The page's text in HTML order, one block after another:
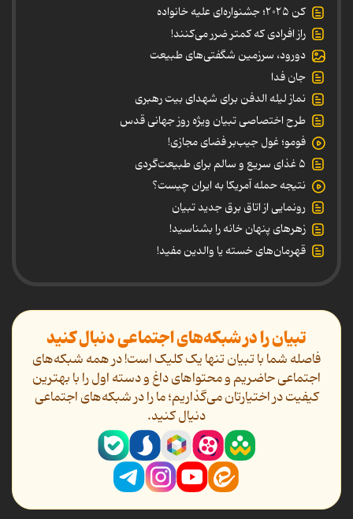
کن ۲۰۲۵؛ جشنواره‌ای علیه خانواده
راز افرادی که کمتر ضرر می‌کنند!
دورود، سرزمین شگفتی‌های طبیعت
جان فدا
نماز لیله الدفن برای شهدای بیت رهبری
طرح اختصاصی تبیان ویژه روز جهانی قدس
فومو؛ غول جیب‌بر فضای مجازی!
۵ غذای سریع و سالم برای طبیعت‌گردی
نتیجه حمله آمریکا به ایران چیست؟
رونمایی از اتاق برق جدید تبیان
زهرهای پنهان خانه را بشناسید!
قهرمان‌های خسته یا والدین مفید!
تبیان را در شبکه‌های اجتماعی دنبال کنید
فاصله شما با تبیان تنها یک کلیک است! در همه شبکه‌های
اجتماعی حاضریم و محتواهای داغ و دسته اول را با بهترین
کیفیت در اختیارتان می‌گذاریم؛ ما را در شبکه‌های اجتماعی
دنیال کنید.